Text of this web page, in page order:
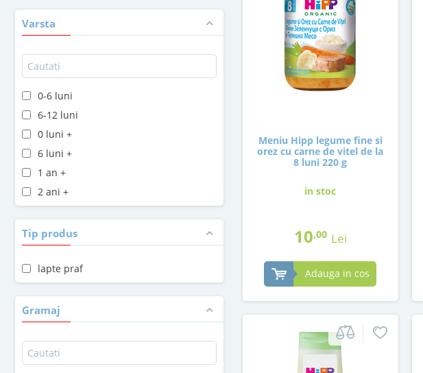
Plasmon
Sudocrem
Topfer
Varsta
0-6 luni
6-12 luni
0 luni +
6 luni +
1 an +
2 ani +
Tip produs
lapte praf
Gramaj
Meniu Hipp legume fine si
orez cu carne de vitel de la
8 luni 220 g
in stoc
10,00 Lei
Adauga in cos